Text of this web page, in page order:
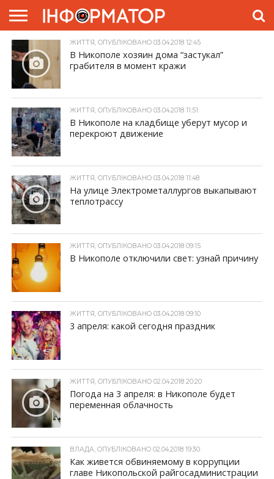
ГОЛОВНА
ЖИТТЯ
ВЛАДА
ГРОШІ
ТРЕШ
ПРЕС-
РЕЛІЗИ
РЕКЛАМА
ПРОЕКТИ
ЖИТТЯ, ОПУБЛІКОВАНО 03.04.2018 12:45
В Никополе хозяин дома “застукал”
грабителя в момент кражи
ЖИТТЯ, ОПУБЛІКОВАНО 03.04.2018 11:51
В Никополе на кладбище уберут мусор и
перекроют движение
ЖИТТЯ, ОПУБЛІКОВАНО 03.04.2018 11:48
На улице Электрометаллургов выкапывают
теплотрассу
ЖИТТЯ, ОПУБЛІКОВАНО 03.04.2018 09:15
В Никополе отключили свет: узнай причину
ЖИТТЯ, ОПУБЛІКОВАНО 03.04.2018 09:10
3 апреля: какой сегодня праздник
ЖИТТЯ, ОПУБЛІКОВАНО 02.04.2018 20:20
Погода на 3 апреля: в Никополе будет
переменная облачность
ВЛАДА, ОПУБЛІКОВАНО 02.04.2018 19:30
Как живется обвиняемому в коррупции
главе Никопольской райгосадминистрации